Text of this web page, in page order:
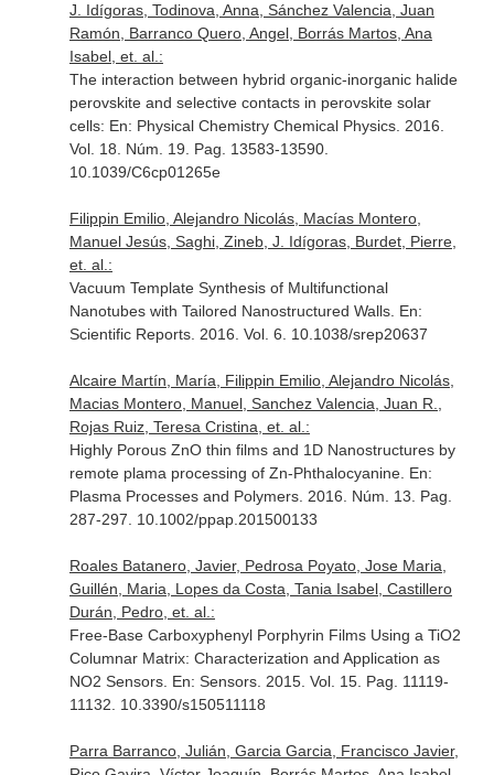
J. Idígoras, Todinova, Anna, Sánchez Valencia, Juan
Ramón, Barranco Quero, Angel, Borrás Martos, Ana
Isabel, et. al.:
The interaction between hybrid organic-inorganic halide
perovskite and selective contacts in perovskite solar
cells: En: Physical Chemistry Chemical Physics. 2016.
Vol. 18. Núm. 19. Pag. 13583-13590.
10.1039/C6cp01265e
Filippin Emilio, Alejandro Nicolás, Macías Montero,
Manuel Jesús, Saghi, Zineb, J. Idígoras, Burdet, Pierre,
et. al.:
Vacuum Template Synthesis of Multifunctional
Nanotubes with Tailored Nanostructured Walls. En:
Scientific Reports. 2016. Vol. 6. 10.1038/srep20637
Alcaire Martín, María, Filippin Emilio, Alejandro Nicolás,
Macias Montero, Manuel, Sanchez Valencia, Juan R.,
Rojas Ruiz, Teresa Cristina, et. al.:
Highly Porous ZnO thin films and 1D Nanostructures by
remote plama processing of Zn-Phthalocyanine. En:
Plasma Processes and Polymers. 2016. Núm. 13. Pag.
287-297. 10.1002/ppap.201500133
Roales Batanero, Javier, Pedrosa Poyato, Jose Maria,
Guillén, Maria, Lopes da Costa, Tania Isabel, Castillero
Durán, Pedro, et. al.:
Free-Base Carboxyphenyl Porphyrin Films Using a TiO2
Columnar Matrix: Characterization and Application as
NO2 Sensors. En: Sensors. 2015. Vol. 15. Pag. 11119-
11132. 10.3390/s150511118
Parra Barranco, Julián, Garcia Garcia, Francisco Javier,